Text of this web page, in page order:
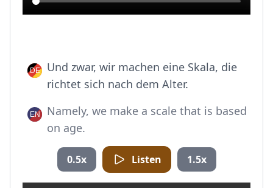
Und zwar, wir machen eine Skala, die
richtet sich nach dem Alter.
Namely, we make a scale that is based
on age.
0.5x Listen 1.5x